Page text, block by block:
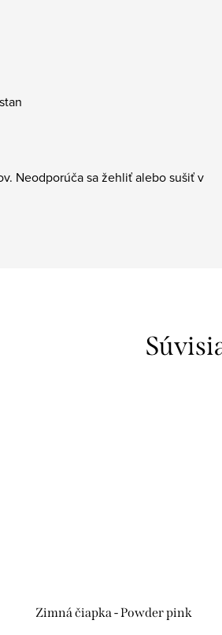
Neodporúča sa žehliť alebo sušiť v
Zimná čiapka - Powder pink